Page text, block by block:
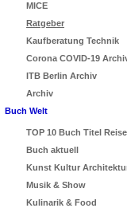
MICE
Ratgeber
Kaufberatung Technik
Corona COVID-19
ITB Berlin Archiv
Archiv
Buch Welt
TOP 10 Buch Titel
Buch aktuell
Kunst Kultur
Musik & Show
Kulinarik & Food